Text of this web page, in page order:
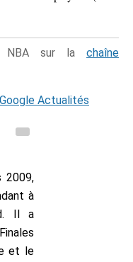
NBA sur la chaîne
Google Actualités
2009,
à
Il a
et le